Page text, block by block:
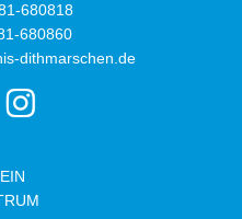
680818
680860
dithmarschen.de